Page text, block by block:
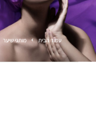
עמוד הבית מותגי שיער